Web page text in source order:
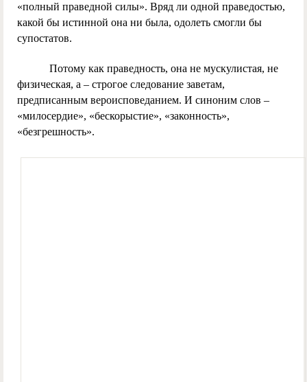
«полный праведной силы». Вряд ли одной праведостью,
какой бы истинной она ни была, одолеть смогли бы
супостатов.
Потому как праведность, она не мускулистая, не
физическая, а – строгое следование заветам,
предписанным вероисповеданием. И синоним слов –
«милосердие», «бескорыстие», «законность»,
«безгрешность».